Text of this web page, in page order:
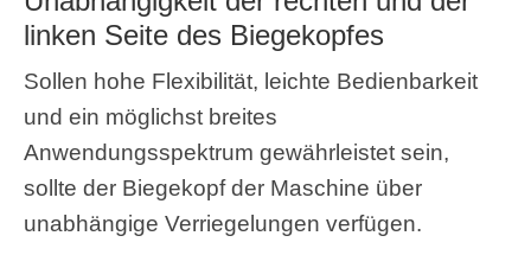
linken Seite des Biegekopfes
Sollen hohe Flexibilität, leichte Bedienbarkeit
und ein möglichst breites
Anwendungsspektrum gewährleistet sein,
sollte der Biegekopf der Maschine über
unabhängige Verriegelungen verfügen.